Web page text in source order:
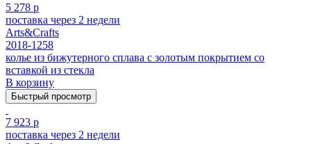
5 278 р
поставка через 2 недели
Arts&Crafts
2018-1258
колье из бижутерного сплава с золотым покрытием cо
вставкой из стекла
В корзину
Быстрый просмотр
7 923 р
поставка через 2 недели